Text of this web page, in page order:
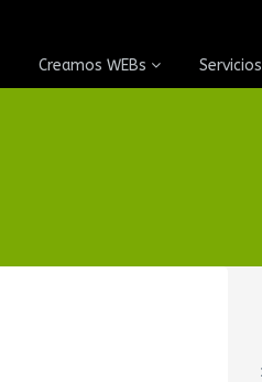
Creamos WEBs Servicios